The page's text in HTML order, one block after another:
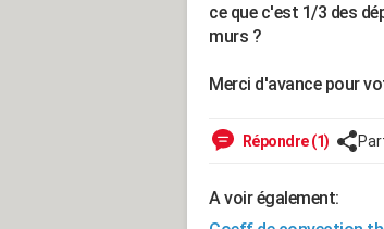
ce que c'est 1/3 des
murs ?
Merci d'avance pour
Répondre (1)
A voir également: